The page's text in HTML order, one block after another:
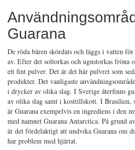
Guarana
De röda bären skördats och läggs i vatten
av. Efter det soltorkas och ugnstorkas fröna
ett fint pulver. Det är det här pulvret som
produkter. Det vanligaste
i drycker av olika slag. I Sverige återfinns
av olika slag samt i kosttillskott. I Brasilien,
är Guarana exempelvis en ingrediens i den
med namnet Guarana Antarctica. På grund
är det fördelaktigt att undvika Guarana om
har problem med hjärtat.